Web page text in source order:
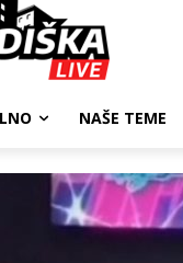
NAŠE TEME